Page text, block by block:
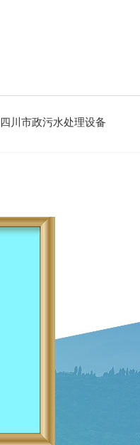
四川市政污水处理设备